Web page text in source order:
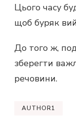
Цього часу
щоб буряк
До того ж,
зберегти
речовини.
AUTHOR1